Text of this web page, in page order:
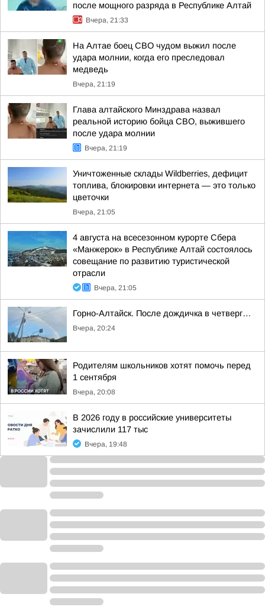
после мощного разряда в Республике Алтай
Вчера, 21:33
На Алтае боец СВО чудом выжил после
удара молнии, когда его преследовал
медведь
Вчера, 21:19
Глава алтайского Минздрава назвал
реальной историю бойца СВО, выжившего
после удара молнии
Вчера, 21:19
Уничтоженные склады Wildberries, дефицит
топлива, блокировки интернета — это только
цветочки
Вчера, 21:05
4 августа на всесезонном курорте Сбера
«Манжерок» в Республике Алтай состоялось
совещание по развитию туристической
отрасли
Вчера, 21:05
Горно-Алтайск. После дождичка в четверг…
Вчера, 20:24
Родителям школьников хотят помочь перед
1 сентября
Вчера, 20:08
В 2026 году в российские университеты
зачислили 117 тыс
Вчера, 19:48